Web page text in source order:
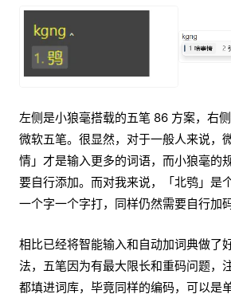
左侧是小狼毫搭载的五笔 86 方案，右
微软五笔。很显然，对于一般人来说，
情」才是输入更多的词语，而小狼毫的
要自行添加。而对我来说，「北鸮」是
一个字一个字打，同样仍然需要自行加码
相比已经将智能输入和自动加词典做了
法，五笔因为有最大限长和重码问题，
都填进词库，毕竟同样的编码，可以是